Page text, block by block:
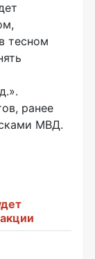
тесном
».
ранее
МВД.